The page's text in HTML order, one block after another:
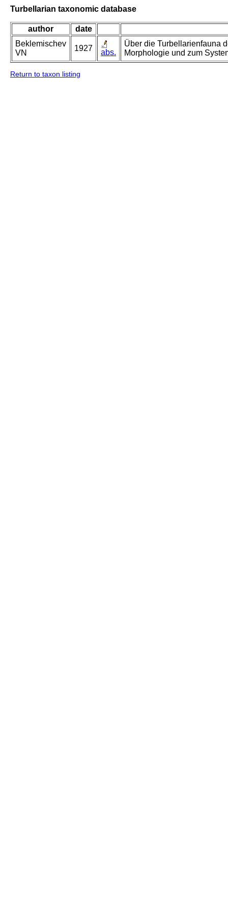
Turbellarian taxonomic database
author
date
Beklemischev
VN
1927 abs.
Über die Turbellarienfauna
Morphologie und zum
Return to taxon listing